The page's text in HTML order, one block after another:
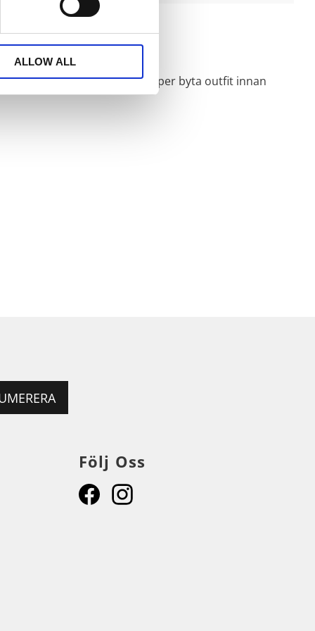
ALLOW ALL
stänk och spill, så att du slipper byta outfit innan
Följ Oss